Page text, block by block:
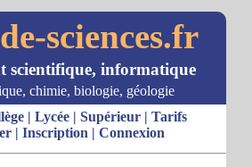
sciences.fr
scientifique, informatique
chimie, biologie, géologie
| Lycée| Supérieur| Tarifs
| Inscription | Connexion